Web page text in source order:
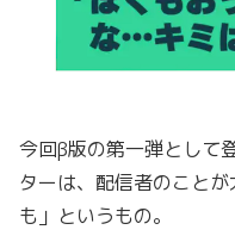
今回β版の第一弾として
ターは、配信者のこと
も」というもの。